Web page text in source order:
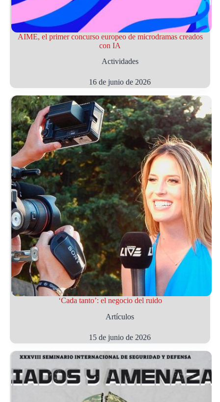
AIME, el primer concurso europeo de microdramas creados
con IA
Actividades
16 de junio de 2026
‘Cada tanto’: el negocio del ruido
Artículos
15 de junio de 2026